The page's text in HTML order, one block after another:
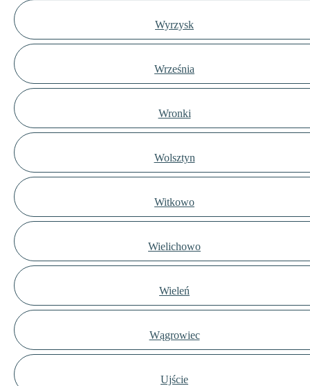
Wyrzysk
Września
Wronki
Wolsztyn
Witkowo
Wielichowo
Wieleń
Wągrowiec
Ujście